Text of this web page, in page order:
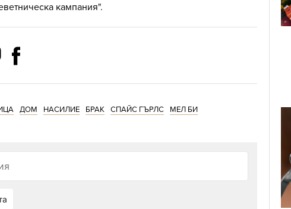
кампания".
ДОМ НАСИЛИЕ БРАК СПАЙС ГЪРЛС МЕЛ БИ